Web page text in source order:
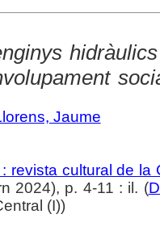
Jaume
revista cultural de la
2024), p. 4-11 : il. (
(I))